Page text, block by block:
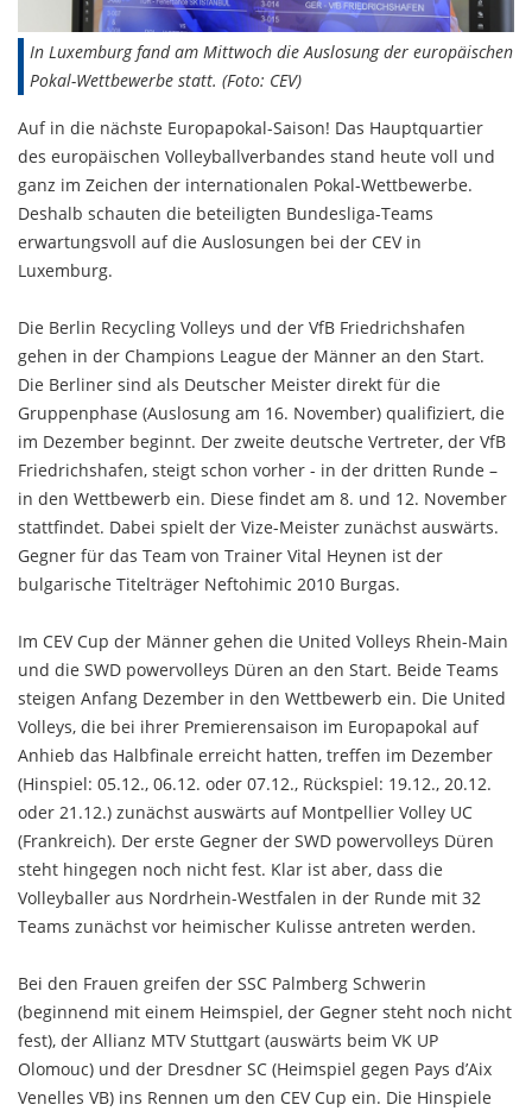
In Luxemburg fand am Mittwoch die Auslosung der europäischen
Pokal-Wettbewerbe statt. (Foto: CEV)
Auf in die nächste Europapokal-Saison! Das Hauptquartier
des europäischen Volleyballverbandes stand heute voll und
ganz im Zeichen der internationalen Pokal-Wettbewerbe.
Deshalb schauten die beteiligten Bundesliga-Teams
erwartungsvoll auf die Auslosungen bei der CEV in
Luxemburg.
Die Berlin Recycling Volleys und der VfB Friedrichshafen
gehen in der Champions League der Männer an den Start.
Die Berliner sind als Deutscher Meister direkt für die
Gruppenphase (Auslosung am 16. November) qualifiziert, die
im Dezember beginnt. Der zweite deutsche Vertreter, der VfB
Friedrichshafen, steigt schon vorher - in der dritten Runde –
in den Wettbewerb ein. Diese findet am 8. und 12. November
stattfindet. Dabei spielt der Vize-Meister zunächst auswärts.
Gegner für das Team von Trainer Vital Heynen ist der
bulgarische Titelträger Neftohimic 2010 Burgas.
Im CEV Cup der Männer gehen die United Volleys Rhein-Main
und die SWD powervolleys Düren an den Start. Beide Teams
steigen Anfang Dezember in den Wettbewerb ein. Die United
Volleys, die bei ihrer Premierensaison im Europapokal auf
Anhieb das Halbfinale erreicht hatten, treffen im Dezember
(Hinspiel: 05.12., 06.12. oder 07.12., Rückspiel: 19.12., 20.12.
oder 21.12.) zunächst auswärts auf Montpellier Volley UC
(Frankreich). Der erste Gegner der SWD powervolleys Düren
steht hingegen noch nicht fest. Klar ist aber, dass die
Volleyballer aus Nordrhein-Westfalen in der Runde mit 32
Teams zunächst vor heimischer Kulisse antreten werden.
Bei den Frauen greifen der SSC Palmberg Schwerin
(beginnend mit einem Heimspiel, der Gegner steht noch nicht
fest), der Allianz MTV Stuttgart (auswärts beim VK UP
Olomouc) und der Dresdner SC (Heimspiel gegen Pays d’Aix
Venelles VB) ins Rennen um den CEV Cup ein. Die Hinspiele